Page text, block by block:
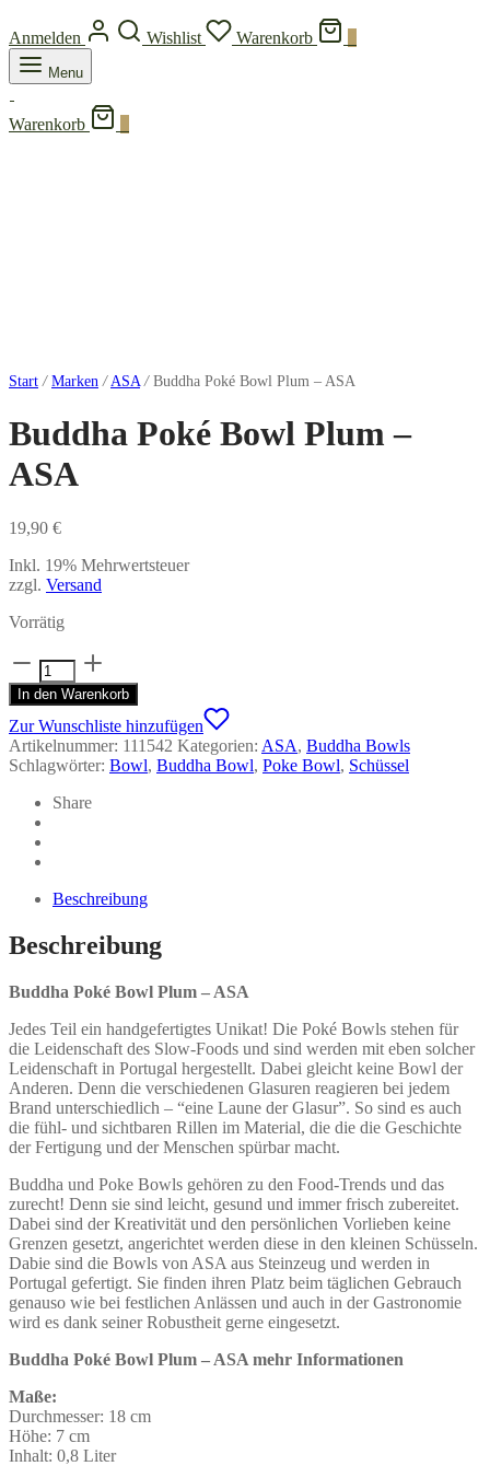
Anmelden Wishlist Warenkorb
Menu
Warenkorb
Start / Marken / ASA /Buddha Poké Bowl Plum – ASA
Buddha Poké Bowl Plum –
ASA
19,90 €
Inkl. 19% Mehrwertsteuer
zzgl. Versand
Vorrätig
Buddha
Poké
Bowl
Plum
-
ASA
Menge
In den Warenkorb
Zur Wunschliste hinzufügen
Artikelnummer: 111542 Kategorien: ASA, Buddha Bowls
Schlagwörter: Bowl, Buddha Bowl, Poke Bowl, Schüssel
Share
Beschreibung
Beschreibung
Buddha Poké Bowl Plum – ASA
Jedes Teil ein handgefertigtes Unikat! Die Poké Bowls stehen für
die Leidenschaft des Slow-Foods und sind werden mit eben solcher
Leidenschaft in Portugal hergestellt. Dabei gleicht keine Bowl der
Anderen. Denn die verschiedenen Glasuren reagieren bei jedem
Brand unterschiedlich – “eine Laune der Glasur”. So sind es auch
die fühl- und sichtbaren Rillen im Material, die die die Geschichte
der Fertigung und der Menschen spürbar macht.
Buddha und Poke Bowls gehören zu den Food-Trends und das
zurecht! Denn sie sind leicht, gesund und immer frisch zubereitet.
Dabei sind der Kreativität und den persönlichen Vorlieben keine
Grenzen gesetzt, angerichtet werden diese in den kleinen Schüsseln.
Dabie sind die Bowls von ASA aus Steinzeug und werden in
Portugal gefertigt. Sie finden ihren Platz beim täglichen Gebrauch
genauso wie bei festlichen Anlässen und auch in der Gastronomie
wird es dank seiner Robustheit gerne eingesetzt.
Buddha Poké Bowl Plum – ASA mehr Informationen
Maße:
Durchmesser: 18 cm
Höhe: 7 cm
Inhalt: 0,8 Liter